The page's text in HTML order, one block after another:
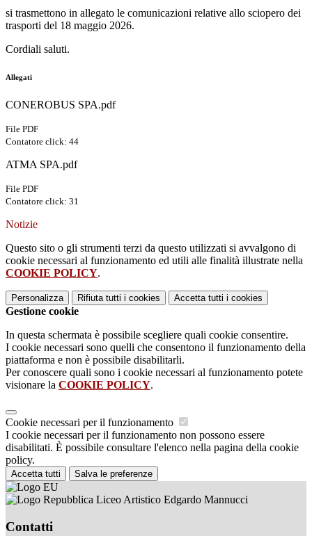
si trasmettono in allegato le comunicazioni relative allo sciopero dei
trasporti del 18 maggio 2026.
Cordiali saluti.
Allegati
CONEROBUS SPA.pdf
File PDF
Contatore click: 44
ATMA SPA.pdf
File PDF
Contatore click: 31
Notizie
Questo sito o gli strumenti terzi da questo utilizzati si avvalgono di
cookie necessari al funzionamento ed utili alle finalità illustrate nella
COOKIE POLICY.
Personalizza Rifiuta tutti i cookies Accetta tutti i cookies
Gestione cookie
In questa schermata è possibile scegliere quali cookie consentire.
I cookie necessari sono quelli che consentono il funzionamento della
piattaforma e non è possibile disabilitarli.
Per conoscere quali sono i cookie necessari al funzionamento potete
visionare la COOKIE POLICY.
Cookie necessari per il funzionamento
I cookie necessari per il funzionamento non possono essere
disabilitati. È possibile consultare l'elenco nella pagina della cookie
policy.
Accetta tutti Salva le preferenze
Liceo Artistico Edgardo Mannucci
Contatti